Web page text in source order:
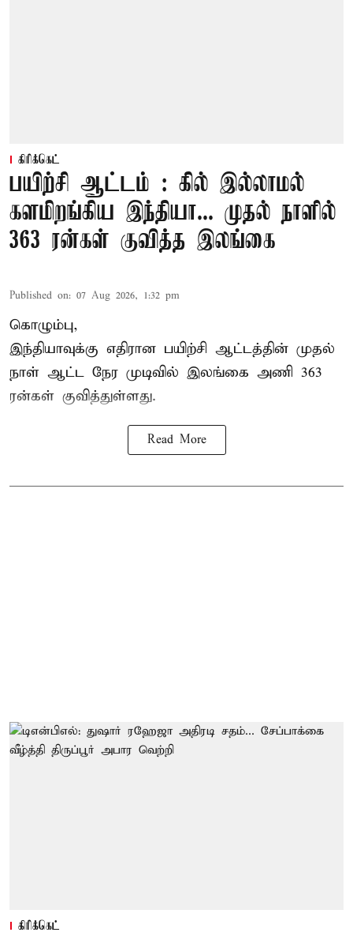
கிரிக்கெட்
பயிற்சி ஆட்டம் : கில் இல்லாமல்
களமிறங்கிய இந்தியா... முதல் நாளில்
363 ரன்கள் குவித்த இலங்கை
Published on: 07 Aug 2026, 1:32 pm
கொழும்பு,
இந்தியாவுக்கு எதிரான பயிற்சி ஆட்டத்தின் முதல்
நாள் ஆட்ட நேர முடிவில் இலங்கை அணி 363
ரன்கள் குவித்துள்ளது.
Read More
கிரிக்கெட்